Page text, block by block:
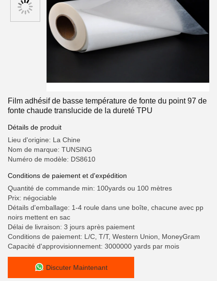
Film adhésif de basse température de fonte du point 97 de
fonte chaude translucide de la dureté TPU
Détails de produit
Lieu d'origine: La Chine
Nom de marque: TUNSING
Numéro de modèle: DS8610
Conditions de paiement et d'expédition
Quantité de commande min: 100yards ou 100 mètres
Prix: négociable
Détails d'emballage: 1-4 roule dans une boîte, chacune avec pp
noirs mettent en sac
Délai de livraison: 3 jours après paiement
Conditions de paiement: L/C, T/T, Western Union, MoneyGram
Capacité d'approvisionnement: 3000000 yards par mois
Discuter Maintenant